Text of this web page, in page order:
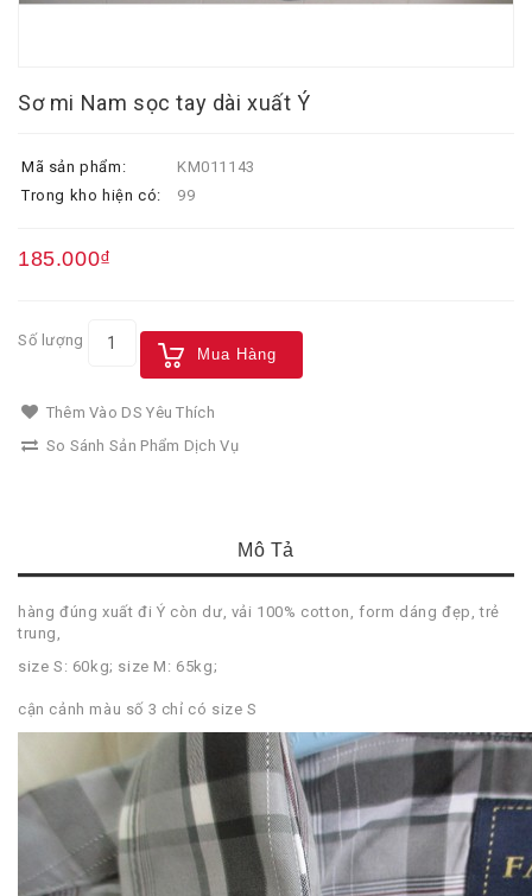
Sơ mi Nam sọc tay dài xuất Ý
Mã sản phẩm:
KM011143
Trong kho hiện có:
99
185.000₫
Số lượng
Mua Hàng
Thêm Vào DS Yêu Thích
So Sánh Sản Phẩm Dịch Vụ
Mô Tả
hàng đúng xuất đi Ý còn dư, vải 100% cotton, form dáng đẹp, trẻ
trung,
size S: 60kg; size M: 65kg;
cận cảnh màu số 3 chỉ có size S